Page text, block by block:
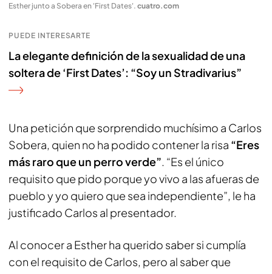
Esther junto a Sobera en 'First Dates'. cuatro.com
PUEDE INTERESARTE
La elegante definición de la sexualidad de una
soltera de ‘First Dates’: “Soy un Stradivarius”
Una petición que sorprendido muchísimo a Carlos
Sobera, quien no ha podido contener la risa “Eres
más raro que un perro verde”. “Es el único
requisito que pido porque yo vivo a las afueras de
pueblo y yo quiero que sea independiente”, le ha
justificado Carlos al presentador.
Al conocer a Esther ha querido saber si cumplía
con el requisito de Carlos, pero al saber que